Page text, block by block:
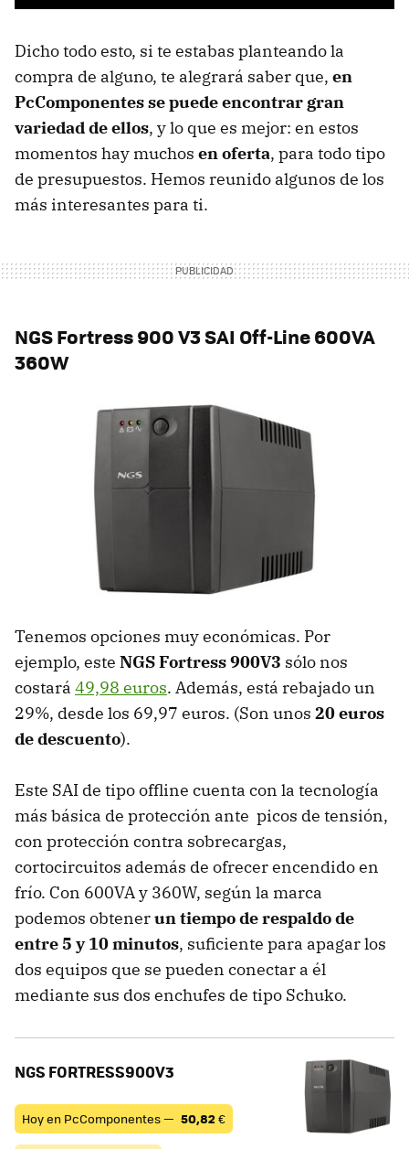
Dicho todo esto, si te estabas planteando la
compra de alguno, te alegrará saber que, en
PcComponentes se puede encontrar gran
variedad de ellos, y lo que es mejor: en estos
momentos hay muchos en oferta, para todo tipo
de presupuestos. Hemos reunido algunos de los
más interesantes para ti.
NGS Fortress 900 V3 SAI Off-Line 600VA
360W
Tenemos opciones muy económicas. Por
ejemplo, este NGS Fortress 900V3 sólo nos
costará 49,98 euros. Además, está rebajado un
29%, desde los 69,97 euros. (Son unos 20 euros
de descuento).
Este SAI de tipo offline cuenta con la tecnología
más básica de protección ante picos de tensión,
con protección contra sobrecargas,
cortocircuitos además de ofrecer encendido en
frío. Con 600VA y 360W, según la marca
podemos obtenerun tiempo de respaldo de
entre 5 y 10 minutos, suficiente para apagar los
dos equipos que se pueden conectar a él
mediante sus dos enchufes de tipo Schuko.
NGS FORTRESS900V3
Hoy en PcComponentes — 50,82 €